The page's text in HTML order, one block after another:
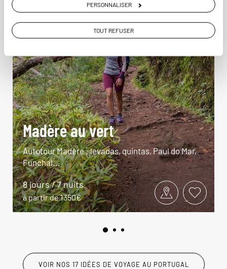
PERSONNALISER
TOUT REFUSER
Madère au vert
Autotour Madère : levadas, quintas, Paul do Mar,
Funchal...
8 jours / 7 nuits
à partir de 1350€
VOIR NOS 17 IDÉES DE VOYAGE AU PORTUGAL